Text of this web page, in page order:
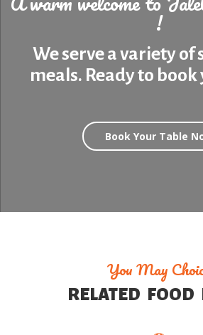
!
We serve a variety of
meals. Ready to
Book Your Table
You May
RELATED FOOD